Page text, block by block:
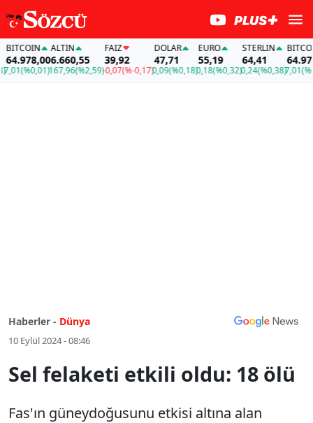
(%0,01)
ALTIN
6.660,55
167,96(%2,59)
FAİZ
39,92
-0,07(%-0,17)
DOLAR
47,71
0,09(%0,18)
EURO
55,19
0,18(%0,32)
STERLIN
64,41
0,24(%0,38)
BITCOIN
7,01
Haberler - Dünya
10 Eylül 2024 - 08:46
Sel felaketi etkili oldu: 18 ölü
Fas'ın güneydoğusunu etkisi altına alan